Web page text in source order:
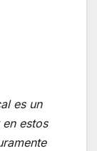
es un
estos